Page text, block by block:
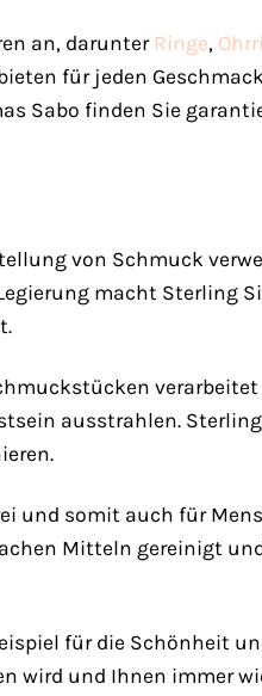
an, darunter Ringe,
für jeden
Sabo finden Sie
von Schmuck
macht Sterling
verarbeitet
ausstrahlen.
und somit auch für
Mitteln gereinigt
für die Schönheit
wird und Ihnen immer